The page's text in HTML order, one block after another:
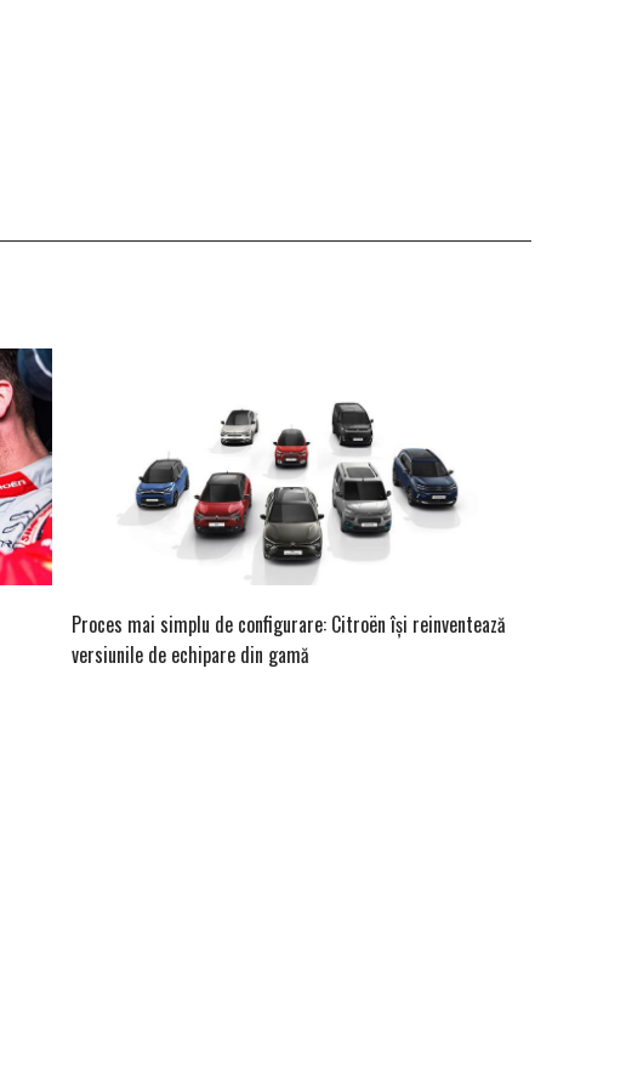
Proces mai simplu de configurare: Citroën își reinventează
versiunile de echipare din gamă